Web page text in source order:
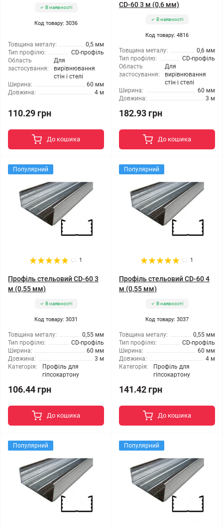
В наявності
Код товару: 3036
Товщина металу:
0,5 мм
Тип профілю:
CD-профіль
Область
застосування:
Для
вирівнювання
стін і стелі
Ширина:
60 мм
Довжина:
4 м
110.29 грн
До кошика
CD-60 3 м (0,6 мм)
В наявності
Код товару: 4816
Товщина металу:
0,6 мм
Тип профілю:
CD-профіль
Область
застосування:
Для
вирівнювання
стін і стелі
Ширина:
60 мм
Довжина:
3 м
182.93 грн
До кошика
Популярний
1
Профіль стельовий CD-60 3
м (0,55 мм)
В наявності
Код товару: 3031
Товщина металу:
0,55 мм
Тип профілю:
CD-профіль
Ширина:
60 мм
Довжина:
3 м
Категорія:
Профіль для
гіпсокартону
106.44 грн
До кошика
Популярний
1
Профіль стельовий CD-60 4
м (0,55 мм)
В наявності
Код товару: 3037
Товщина металу:
0,55 мм
Тип профілю:
CD-профіль
Ширина:
60 мм
Довжина:
4 м
Категорія:
Профіль для
гіпсокартону
141.42 грн
До кошика
Популярний Популярний